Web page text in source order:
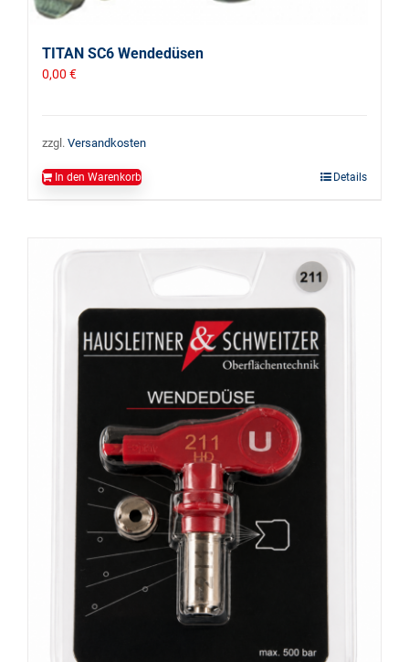
TITAN SC6 Wendedüsen
0,00 €
zzgl. Versandkosten
In den Warenkorb Details